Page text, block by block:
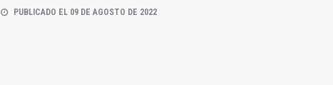
PUBLICADO EL 09 DE AGOSTO DE 2022